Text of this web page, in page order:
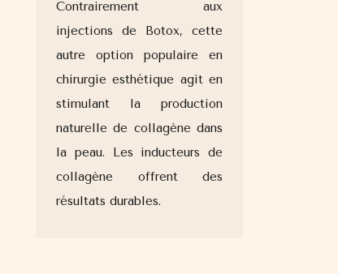
Contrairement aux
injections de Botox, cette
autre option populaire en
chirurgie esthétique agit en
stimulant la production
naturelle de collagène dans
la peau. Les inducteurs de
collagène offrent des
résultats durables.